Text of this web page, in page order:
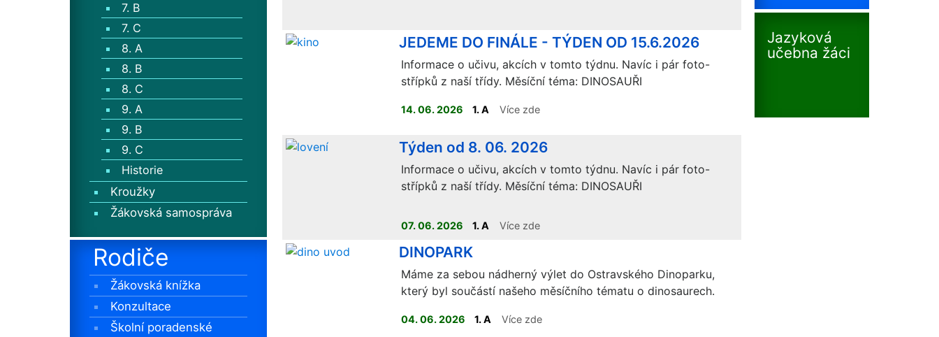
7. B
7. C
8. A
8. B
8. C
9. A
9. B
9. C
Historie
Kroužky
Žákovská samospráva
Rodiče
Žákovská knížka
Konzultace
Školní poradenské
JEDEME DO FINÁLE - TÝDEN OD 15.6.2026
Informace o učivu, akcích v tomto týdnu. Navíc i pár foto-
střípků z naší třídy. Měsíční téma: DINOSAUŘI
14. 06. 2026 1. A Více zde
Týden od 8. 06. 2026
Informace o učivu, akcích v tomto týdnu. Navíc i pár foto-
střípků z naší třídy. Měsíční téma: DINOSAUŘI
NA:https://www.ucimnaprvnimstupni.cz/divici/pilotaz
INTERAKTIVNÍ VÝUKA.
07. 06. 2026 1. A Více zde
DINOPARK
Máme za sebou nádherný výlet do Ostravského Dinoparku,
který byl součástí našeho měsíčního tématu o dinosaurech.
04. 06. 2026 1. A Více zde
Jazyková
učebna žáci